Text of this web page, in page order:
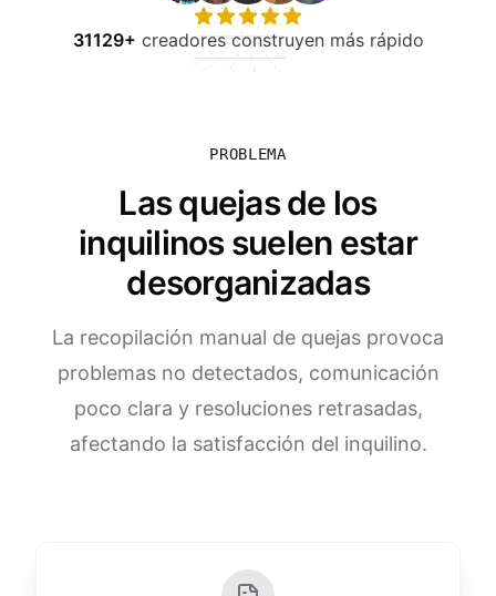
31129+ creadores construyen más rápido
PROBLEMA
Las quejas de los
inquilinos suelen estar
desorganizadas
La recopilación manual de quejas provoca
problemas no detectados, comunicación
poco clara y resoluciones retrasadas,
afectando la satisfacción del inquilino.